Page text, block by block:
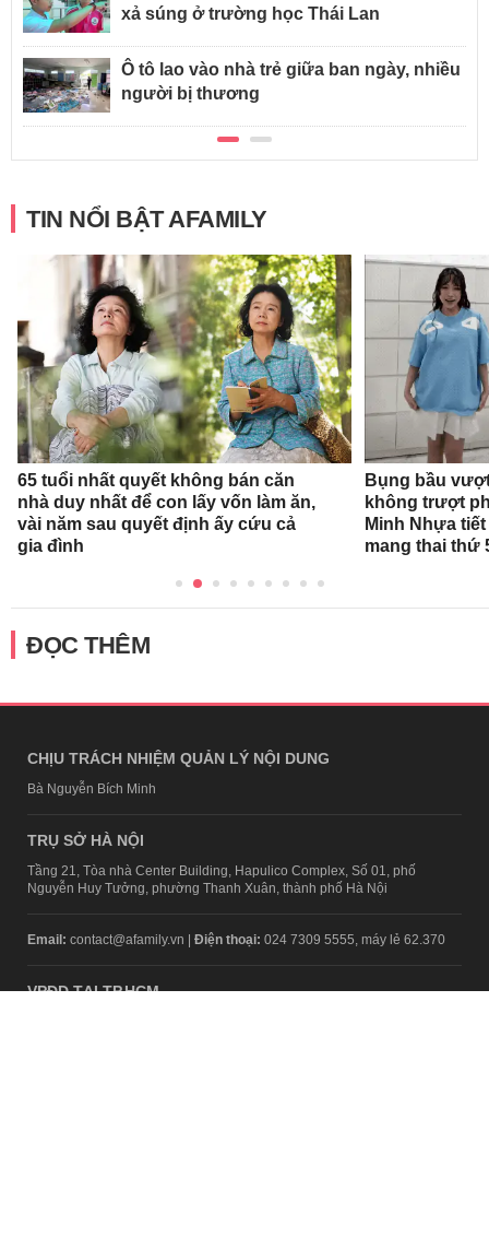
xả súng ở trường học Thái Lan
Ô tô lao vào nhà trẻ giữa ban ngày, nhiều
người bị thương
TIN NỔI BẬT AFAMILY
65 tuổi nhất quyết không bán căn
nhà duy nhất để con lấy vốn làm ăn,
vài năm sau quyết định ấy cứu cả
gia đình
Bụng bầu
không trượt
Minh Nhựa
mang thai thứ
ĐỌC THÊM
CHỊU TRÁCH NHIỆM QUẢN LÝ NỘI DUNG
Bà Nguyễn Bích Minh
TRỤ SỞ HÀ NỘI
Tầng 21, Tòa nhà Center Building, Hapulico Complex, Số 01, phố
Nguyễn Huy Tưởng, phường Thanh Xuân, thành phố Hà Nội
Email: contact@afamily.vn | Điện thoại: 024 7309 5555, máy lẻ 62.370
VPĐD TẠI TP.HCM